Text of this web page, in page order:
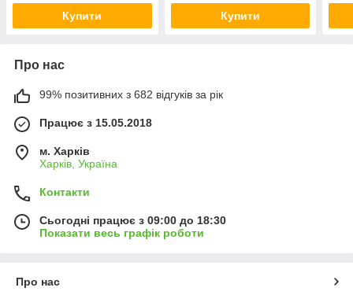
Купити Купити
Про нас
99% позитивних з 682 відгуків за рік
Працює з 15.05.2018
м. Харків
Харків, Україна
Контакти
Сьогодні працює з 09:00 до 18:30
Показати весь графік роботи
Про нас